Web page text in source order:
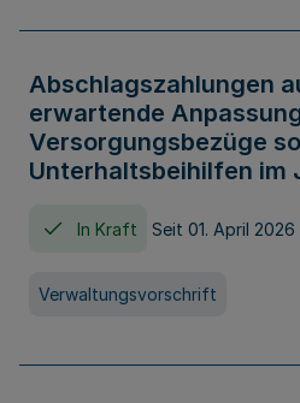
Abschlagszahlungen
erwartende
Versorgungsbezüge
Unterhaltsbeihilfen im
In Kraft Seit 01. April 2026
Verwaltungsvorschrift